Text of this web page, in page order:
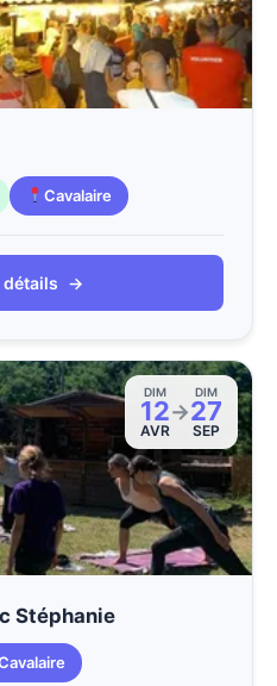
Cavalaire
détails →
DIM
12
AVR
→
DIM
27
SEP
Stéphanie